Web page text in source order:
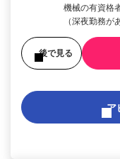
機械の有資格
（深夜勤務
後で見る
ア